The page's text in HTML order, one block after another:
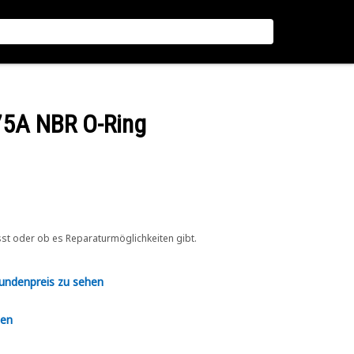
NBR O-Ring
oder ob es Reparaturmöglichkeiten gibt.
zu sehen